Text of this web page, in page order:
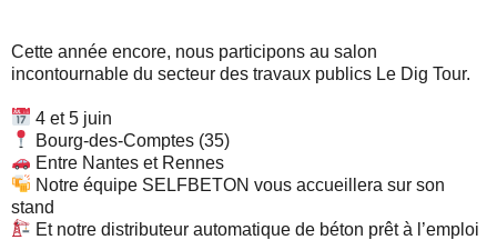
Cette année encore, nous participons au salon
incontournable du secteur des travaux publics Le Dig Tour.
4 et 5 juin
Bourg-des-Comptes (35)
Entre Nantes et Rennes
Notre équipe SELFBETON vous accueillera sur son
stand
Et notre distributeur automatique de béton prêt à l’emploi